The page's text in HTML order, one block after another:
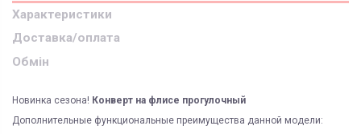
Характеристики
Доставка/оплата
Обмін
Новинка сезона! Конверт на флисе прогулочный
Дополнительные функциональные преимущества данной модели: